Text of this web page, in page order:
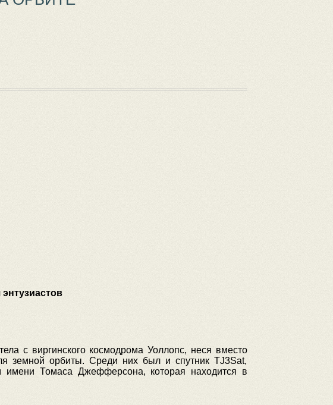
с виргинского космодрома Уоллопс, неся вместо
земной орбиты. Среди них был и спутник TJ3Sat,
имени Томаса Джефферсона, которая находится в